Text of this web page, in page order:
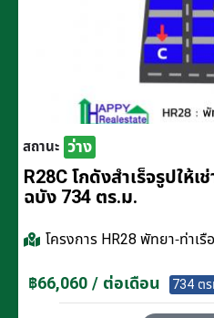
สถานะ ว่าง
R28C โกดังสำเร็จรูปให้
ฉบัง 734 ตร.ม.
โครงการ HR28 พัทยา-ท่าเ
฿66,060 / ต่อเดือน 734 ต